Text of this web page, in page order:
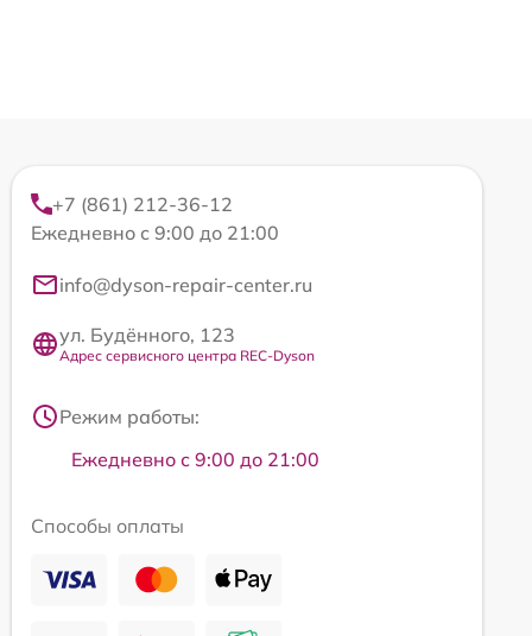
+7 (861) 212-36-12
Ежедневно с 9:00 до 21:00
info@dyson-repair-center.ru
ул. Будённого, 123
Адрес сервисного центра REC-Dyson
Режим работы:
Ежедневно с 9:00 до 21:00
Способы оплаты